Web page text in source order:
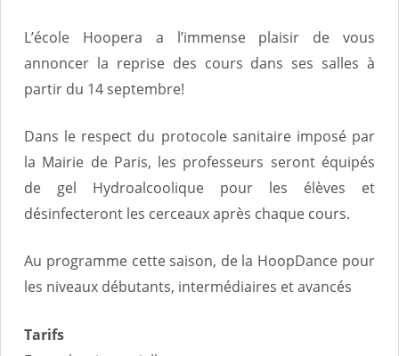
L’école Hoopera a l’immense plaisir de vous
annoncer la reprise des cours dans ses salles à
partir du 14 septembre!
Dans le respect du protocole sanitaire imposé par
la Mairie de Paris, les professeurs seront équipés
de gel Hydroalcoolique pour les élèves et
désinfecteront les cerceaux après chaque cours.
Au programme cette saison, de la HoopDance pour
les niveaux débutants, intermédiaires et avancés
Tarifs